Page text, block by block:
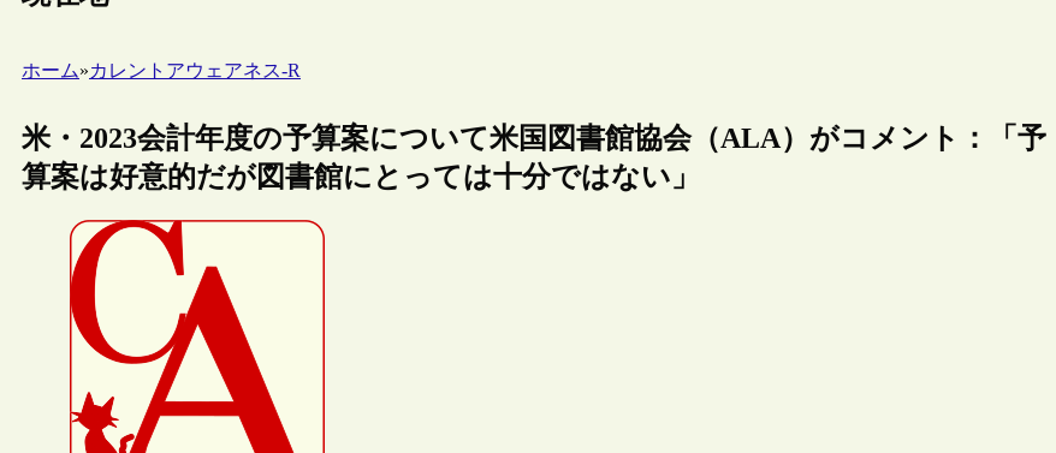
ホーム»カレントアウェアネス-R
米・2023会計年度の予算案について米国図書館協会（ALA）がコメント：「予
算案は好意的だが図書館にとっては十分ではない」